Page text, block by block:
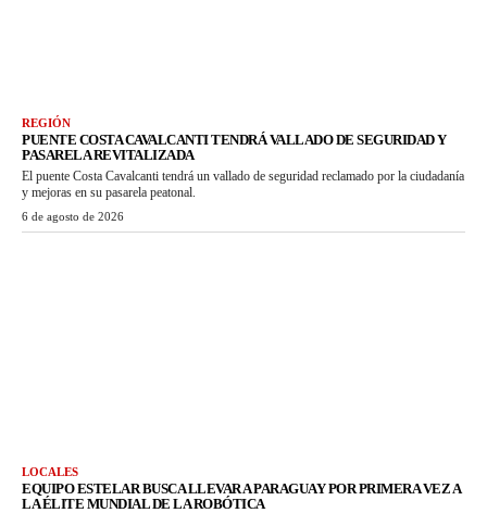
REGIÓN
PUENTE COSTA CAVALCANTI TENDRÁ VALLADO DE SEGURIDAD Y
PASARELA REVITALIZADA
El puente Costa Cavalcanti tendrá un vallado de seguridad reclamado por la ciudadanía
y mejoras en su pasarela peatonal.
6 de agosto de 2026
LOCALES
EQUIPO ESTELAR BUSCA LLEVAR A PARAGUAY POR PRIMERA VEZ A
LA ÉLITE MUNDIAL DE LA ROBÓTICA